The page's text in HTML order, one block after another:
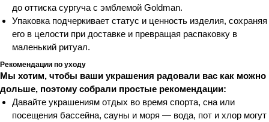
до оттиска сургуча с эмблемой Goldman.
Упаковка подчеркивает статус и ценность изделия, сохраняя
его в целости при доставке и превращая распаковку в
маленький ритуал.
Рекомендации по уходу
Мы хотим, чтобы ваши украшения радовали вас как можно
дольше, поэтому собрали простые рекомендации:
Давайте украшениям отдых во время спорта, сна или
посещения бассейна, сауны и моря — вода, пот и хлор могут